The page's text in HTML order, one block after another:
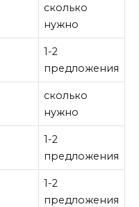
сколько
нужно
1-2
предложения
сколько
нужно
1-2
предложения
1-2
предложения